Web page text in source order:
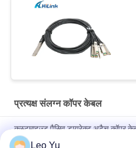
प्रत्यक्ष संलग्न कॉपर केबल
कस्टमाइज्ड पैसिव डायरेक्ट अटैच कॉपर
Leo Yu